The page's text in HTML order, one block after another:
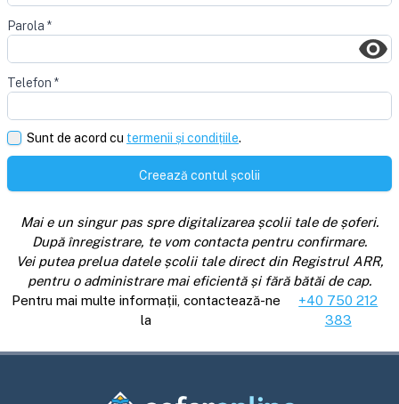
Parola *
Telefon *
Sunt de acord cu termenii și condițiile.
Creează contul școlii
Mai e un singur pas spre digitalizarea școlii tale de șoferi.
După înregistrare, te vom contacta pentru confirmare.
Vei putea prelua datele școlii tale direct din Registrul ARR,
pentru o administrare mai eficientă și fără bătăi de cap.
Pentru mai multe informații, contactează-ne
la
+40 750 212
383